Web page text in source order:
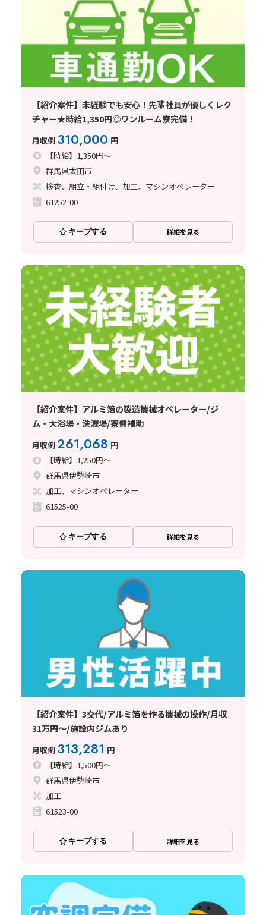
【紹介案件】未経験でも安心！先輩社員が優しくレク
チャー★時給1,350円◎ワンルーム寮完備！
月収例 310,000 円
【時給】1,350円～
群馬県太田市
検査、組立・組付け、加工、マシンオペレーター
61252-00
キープする 詳細を見る
【紹介案件】アルミ箔の製造機械オペレーター/ジ
ム・大浴場・洗濯場/寮費補助
月収例261,068 円
【時給】1,250円～
群馬県伊勢崎市
加工、マシンオペレーター
61525-00
キープする 詳細を見る
【紹介案件】3交代/アルミ箔を作る機械の操作/月収
31万円～/施設内ジムあり
月収例 313,281 円
【時給】1,500円～
群馬県伊勢崎市
加工
61523-00
キープする 詳細を見る